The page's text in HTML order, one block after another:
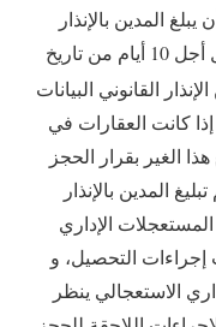
المدين بالإنذار
القانوني مرفوقا بسند المدين وذلك داخل أجل 10 أيام من تاريخ
القانوني البيانات
كانت العقارات في
الغير بقرار الحجز
المدين بالإنذار
الإداري
إجراءات التحصيل، و
الاستعجالي ينظر